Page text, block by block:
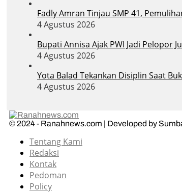
Fadly Amran Tinjau SMP 41,
4 Agustus 2026
Bupati Annisa Ajak PWI Jadi Pelopor
4 Agustus 2026
Yota Balad Tekankan Disiplin Saat
4 Agustus 2026
© 2024 - Ranahnews.com | Developed by
Tentang Kami
Redaksi
Kontak
Pedoman
Policy